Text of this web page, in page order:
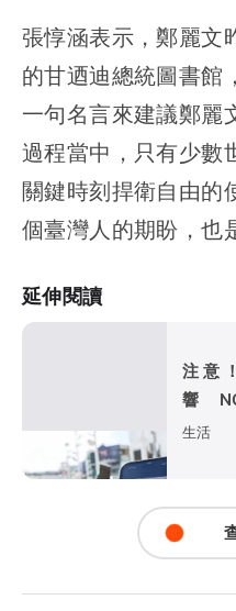
張惇涵表示，鄭麗文
的甘迺迪總統圖書館
一句名言來建議鄭麗
過程當中，只有少數
關鍵時刻捍衛自由的
個臺灣人的期盼，也
延伸閱讀
注意
響
演習預
生活